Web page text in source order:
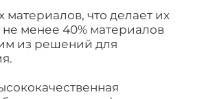
материалов, что делает их
менее 40% материалов
из решений для